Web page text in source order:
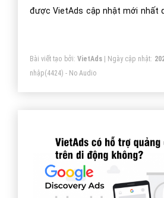
được VietAds cập nhật mới nhất
Bài viết tạo bởi: VietAds| Ngày cập nhật:
nhập(4424) - No Audio